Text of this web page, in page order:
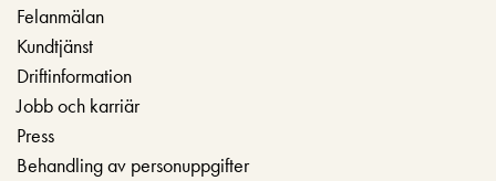
Felanmälan
Kundtjänst
Driftinformation
Jobb och karriär
Press
Behandling av personuppgifter